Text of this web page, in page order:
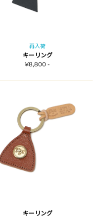
再入荷
キーリング
¥8,800 -
キーリング